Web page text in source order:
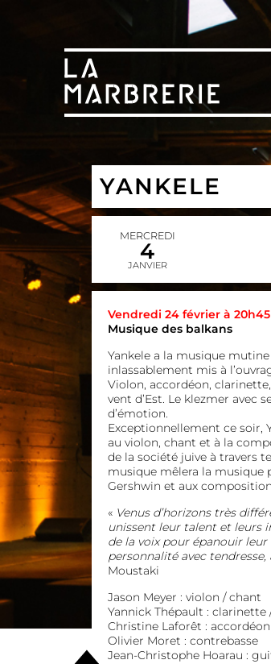
YANKELE
MERCREDI
4
JANVIER
Vendredi 24 février à 20h45
Musique des balkans
Yankele a la musique
inlassablement mis à
Violon, accordéon,
vent d’Est. Le klezmer avec
d’émotion.
Exceptionnellement ce soir,
au violon, chant et à la
de la société juive à travers
musique mêlera la musique
Gershwin et aux
« Venus d’horizons très
unissent leur talent et leurs
de la voix pour épanouir
personnalité avec
Moustaki
Jason Meyer : violon / chant
Yannick Thépault : clarinette
Christine Laforêt :
Olivier Moret : contrebasse
Jean-Christophe Hoarau :